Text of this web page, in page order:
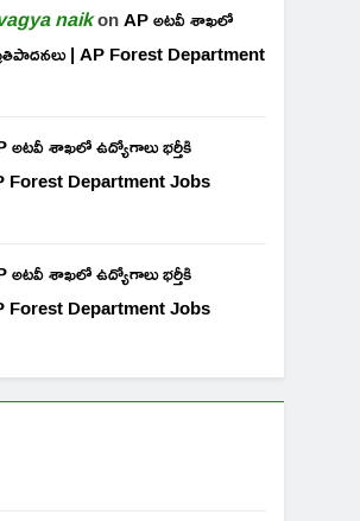
naikonAP అటవీ శాఖలో
| AP Forest Department
అటవీ శాఖలో ఉద్యోగాలు భర్తీకి
Forest Department Jobs
అటవీ శాఖలో ఉద్యోగాలు భర్తీకి
Forest Department Jobs